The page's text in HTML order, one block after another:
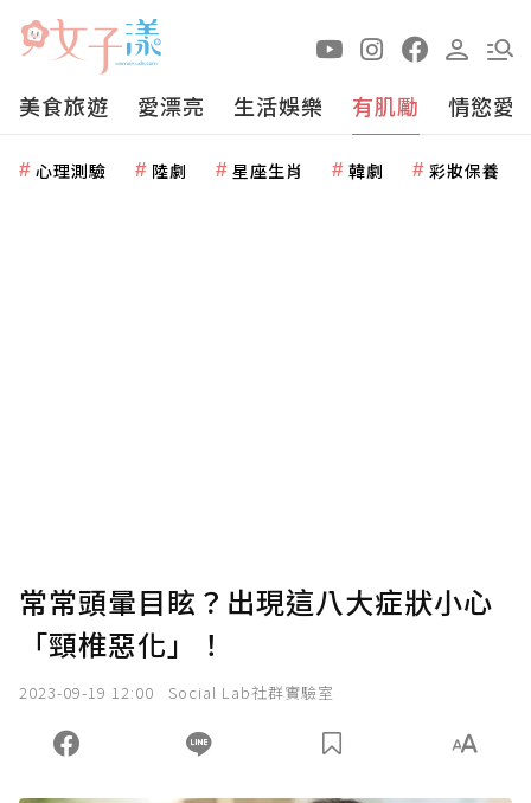
美食旅遊 愛漂亮 生活娛樂 有肌勵 情慾愛
心理測驗 陸劇 星座生肖 韓劇 彩妝保養
常常頭暈目眩？出現這八大症狀小心
「頸椎惡化」！
2023-09-19 12:00 Social Lab社群實驗室